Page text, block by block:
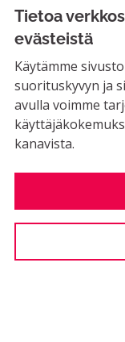
Tietoa
evästeistä
Käytämme
suorituskyvyn ja
avulla voimme
kanavista.
EI
Luodaan
saavat puisto-
Rajaa tulokset
Puistot ja
LUONTIAIKA
30.10.2019